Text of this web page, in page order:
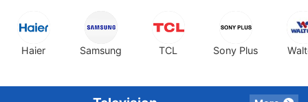
Haier Samsung TCL Sony Plus